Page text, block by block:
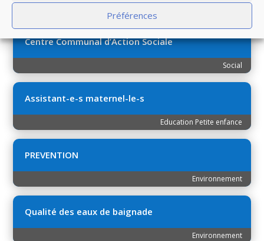
Préférences
Centre Communal d’Action Sociale
Social
Assistant-e-s maternel-le-s
Education Petite enfance
PREVENTION
Environnement
Qualité des eaux de baignade
Environnement